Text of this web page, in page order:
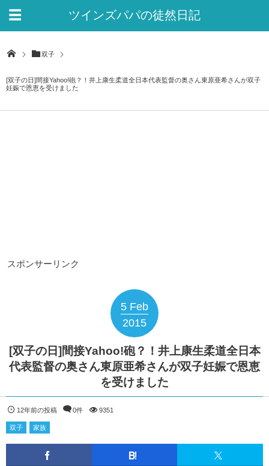
ツインズパパの徒然日記
双子
[双子の日]間接Yahoo!砲？！井上康生柔道全日本代表監督の奥さん東原亜希さんが双子
妊娠で恩恵を受けました
スポンサーリンク
5 Feb
2015
[双子の日]間接Yahoo!砲？！井上康生柔道全日本
代表監督の奥さん東原亜希さんが双子妊娠で恩恵
を受けました
12年前の投稿 0件 9351
双子 家族